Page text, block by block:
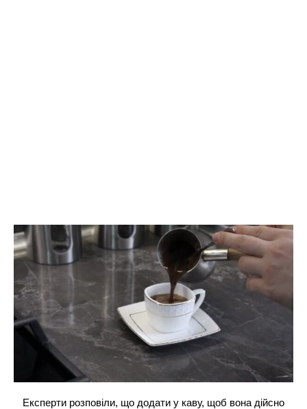
Експерти розповіли, що додати у каву, щоб вона дійсно